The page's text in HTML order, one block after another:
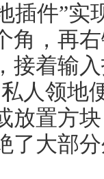
插件”
角，再
着输入
人领地
放置方
了大部